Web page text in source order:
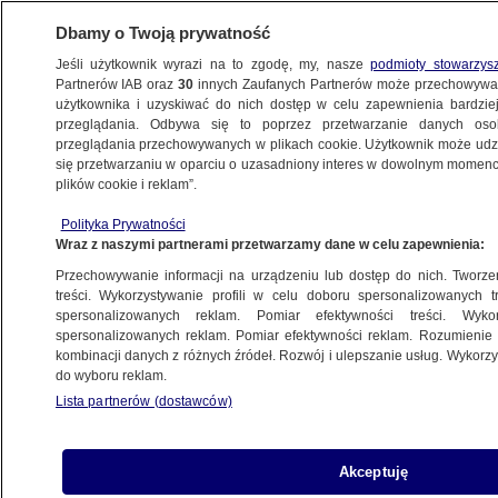
POLSKA
Trzaskowskiego "na jednej"
19.07.2025, 20:50
Posłuchaj artykułu
Czyta lektor AI
Dbamy o Twoją prywatność
Jeśli użytkownik wyrazi na to zgodę, my, naszepodmioty
Partnerów IAB oraz30 innych Zaufanych Partnerów może
użytkownika i uzyskiwać do nich dostęp w celu zapewnienia
przeglądania. Odbywa się to poprzez przetwarzanie danych
przeglądania przechowywanych w plikach cookie. Użytkownik może
się przetwarzaniu w oparciu o uzasadniony interes w dowolnym
plików cookie i reklam”.
Polityka Prywatności
Wraz z naszymi partnerami przetwarzamy dane w celu zapewnienia:
Przechowywanie informacji na urządzeniu lub dostęp do nich.
treści. Wykorzystywanie profili w celu doboru spersonalizowanych
spersonalizowanych reklam. Pomiar efektywności treści.
spersonalizowanych reklam. Pomiar efektywności reklam.
kombinacji danych z różnych źródeł. Rozwój i ulepszanie usług.
do wyboru reklam.
Lista partnerów (dostawców)
Akceptuję